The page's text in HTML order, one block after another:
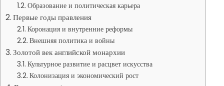
Образование и политическая карьера
Первые годы правления
Коронация и внутренние реформы
Внешняя политика и войны
Золотой век английской монархии
Культурное развитие и расцвет искусства
Колонизация и экономический рост